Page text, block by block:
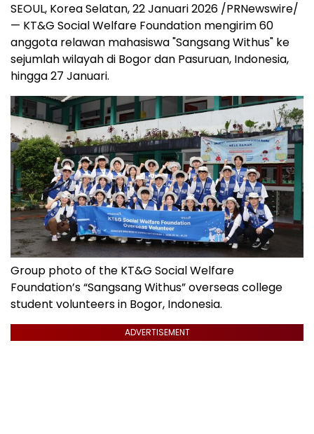
SEOUL, Korea Selatan, 22 Januari 2026 /PRNewswire/
— KT&G Social Welfare Foundation mengirim 60
anggota relawan mahasiswa "Sangsang Withus" ke
sejumlah wilayah di Bogor dan Pasuruan, Indonesia,
hingga 27 Januari.
Group photo of the KT&G Social Welfare
Foundation’s “Sangsang Withus” overseas college
student volunteers in Bogor, Indonesia.
ADVERTISEMENT